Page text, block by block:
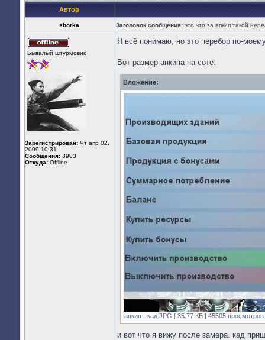
Автор
sborka Заголовок сообщения: это что за апкип такой
в
Бывалый штурмовик
Зарегистрирован: Чт апр 02,
2009 10:31
Сообщения: 3903
Откуда: Offline
Я всё понимаю, но это перебор по-
Вот размер апкипа на соте:
Вложение:
апкип - кад.JPG [ 35.77 КБ | 45505 просмотров
и вот что я вижу после замера. кад